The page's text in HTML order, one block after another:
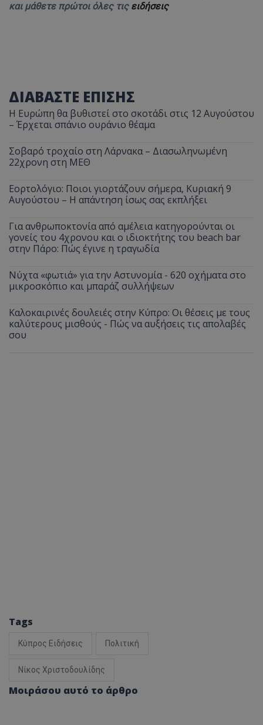
και μάθετε πρώτοι όλες τις ειδήσεις
ΔΙΑΒΑΣΤΕ ΕΠΙΣΗΣ
Η Ευρώπη θα βυθιστεί στο σκοτάδι στις 12 Αυγούστου
– Έρχεται σπάνιο ουράνιο θέαμα
Σοβαρό τροχαίο στη Λάρνακα – Διασωληνωμένη
22χρονη στη ΜΕΘ
Εορτολόγιο: Ποιοι γιορτάζουν σήμερα, Κυριακή 9
Αυγούστου – Η απάντηση ίσως σας εκπλήξει
Για ανθρωποκτονία από αμέλεια κατηγορούνται οι
γονείς του 4χρονου και ο ιδιοκτήτης του beach bar
στην Πάρο: Πώς έγινε η τραγωδία
Νύχτα «φωτιά» για την Αστυνομία - 620 οχήματα στο
μικροσκόπιο και μπαράζ συλλήψεων
Καλοκαιρινές δουλειές στην Κύπρο: Οι θέσεις με τους
καλύτερους μισθούς - Πώς να αυξήσεις τις απολαβές
σου
Tags
Κύπρος Ειδήσεις Πολιτική
Νίκος Χριστοδουλίδης
Μοιράσου αυτό το άρθρο